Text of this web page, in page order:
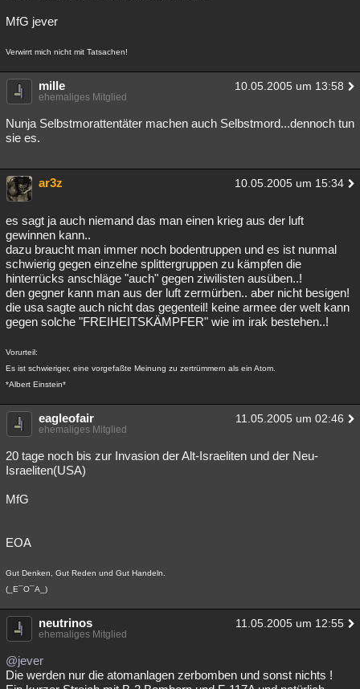
MfG jever
Verwirrt mich nicht mit Tatsachen!
mille 10.05.2005 um 13:58
ehemaliges Mitglied
Nunja Selbstmorattentäter machen auch Selbstmord...dennoch tun
sie es.
ar3z 10.05.2005 um 15:34
es sagt ja auch niemand das man einen krieg aus der luft
gewinnen kann..
dazu braucht man immer noch bodentruppen und es ist nunmal
schwierig gegen einzelne splittergruppen zu kämpfen die
hinterrücks anschläge "auch" gegen ziwilisten ausüben..!
den gegner kann man aus der luft zermürben.. aber nicht besigen!
die usa sagte auch nicht das gegenteil! keine armee der welt kann
gegen solche "FREIHEITSKÄMPFER" wie im irak bestehen..!
Vorurteil:
Es ist schwieriger, eine vorgefaßte Meinung zu zertrümmern als ein Atom.
*Albert Einstein*
eagleofair 11.05.2005 um 02:46
ehemaliges Mitglied
20 tage noch bis zur Invasion der Alt-Israeliten und der Neu-
Israeliten(USA)
MfG
EOA
Gut Denken, Gut Reden und Gut Handeln.
(_E¯O¯A_)
neutrinos 11.05.2005 um 12:55
ehemaliges Mitglied
@jever
Die werden nur die atomanlagen zerbomben und sonst nichts !